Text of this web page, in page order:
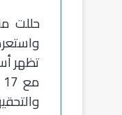
تظهر